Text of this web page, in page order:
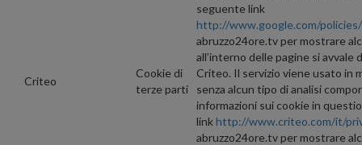
seguente link
http://www.google.com/
Criteo
Cookie di
terze parti
abruzzo24ore.tv per mostrare
all’interno delle pagine si avvale
Criteo. Il servizio viene usato in
senza alcun tipo di analisi
informazioni sui cookie in
linkhttp://www.criteo.com/it/
abruzzo24ore.tv per mostrare